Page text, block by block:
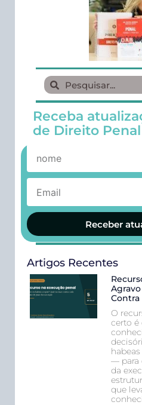
Receba
de Direito Penal
Receber
Artigos Recentes
Contra
O
certo é
— para
da
que